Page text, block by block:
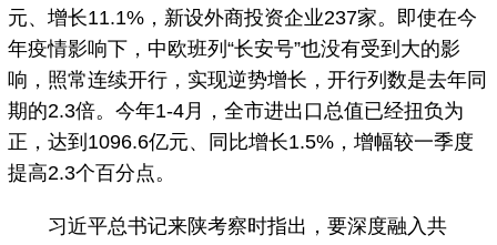
元、增长11.1%，新设外商投资企业237家。即使在今
年疫情影响下，中欧班列“长安号”也没有受到大的影
响，照常连续开行，实现逆势增长，开行列数是去年同
期的2.3倍。今年1-4月，全市进出口总值已经扭负为
正，达到1096.6亿元、同比增长1.5%，增幅较一季度
提高2.3个百分点。
习近平总书记来陕考察时指出，要深度融入共